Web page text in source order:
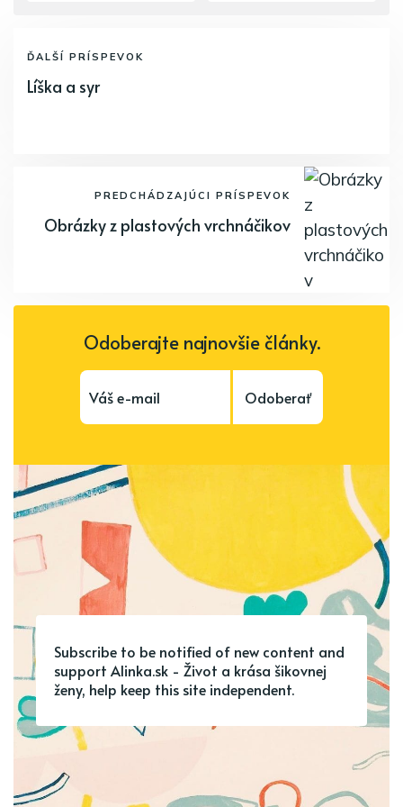
ĎALŠÍ PRÍSPEVOK
Líška a syr
PREDCHÁDZAJÚCI PRÍSPEVOK
Obrázky z plastových vrchnáčikov
Odoberajte najnovšie články.
Odoberať
Subscribe to be notified of new content and
support Alinka.sk - Život a krása šikovnej
ženy, help keep this site independent.